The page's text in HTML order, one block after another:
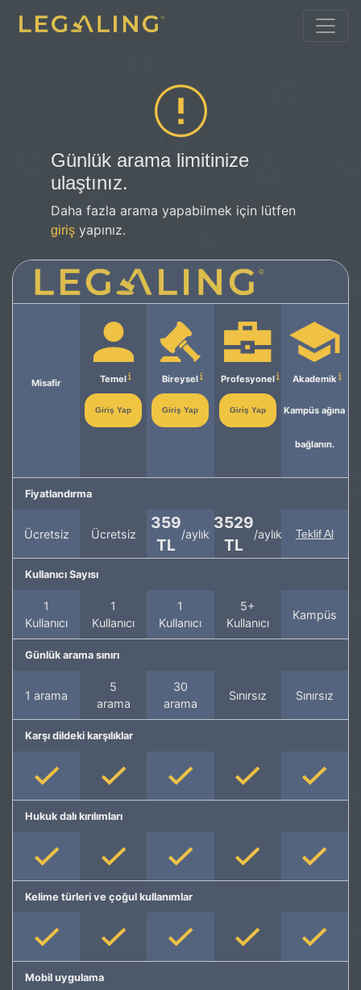
Günlük arama limitinize
ulaştınız.
Daha fazla arama yapabilmek için lütfen
giriş yapınız.
Misafir Temel
Giriş Yap
Bireysel
Giriş Yap
Profesyonel
Giriş Yap
Akademik
Kampüs ağına
bağlanın.
Fiyatlandırma
Ücretsiz Ücretsiz
359
TL
/aylık
3529
TL
/aylık Teklif Al
Kullanıcı Sayısı
1
Kullanıcı
1
Kullanıcı
1
Kullanıcı
5+
Kullanıcı
Kampüs
Günlük arama sınırı
1 arama
5
arama
30
arama
Sınırsız Sınırsız
Karşı dildeki karşılıklar
Hukuk dalı kırılımları
Kelime türleri ve çoğul kullanımlar
Mobil uygulama